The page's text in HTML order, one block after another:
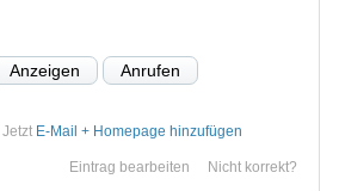
Anzeigen Anrufen
Jetzt E-Mail + Homepage hinzufügen
Nicht korrekt?
Eintrag bearbeiten